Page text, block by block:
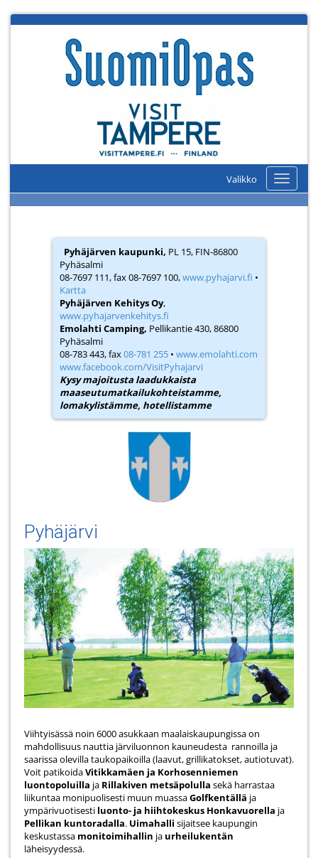
Valikko Valikko
Pyhäjärven kaupunki, PL 15, FIN-86800
Pyhäsalmi
08-7697 111, fax 08-7697 100,www.pyhajarvi.fi •
Kartta
Pyhäjärven Kehitys Oy,
www.pyhajarvenkehitys.fi
Emolahti Camping, Pellikantie 430, 86800
Pyhäsalmi
08-783 443, fax08-781 255 • www.emolahti.com
www.facebook.com/VisitPyhajarvi
Kysy majoitusta laadukkaista
maaseutumatkailu­kohteistamme,
lomakylistämme, hotellistamme
Pyhäjärvi
Viihtyisässä noin 6000 asukkaan maalaiskaupungissa on
mahdollisuus nauttia järviluonnon kauneudesta rannoilla ja
saarissa olevilla taukopaikoilla (laavut, grillikatokset, autiotuvat).
Voit patikoidaVitikkamäen ja Korhosenniemen
luontopoluilla ja Rillakiven metsäpolulla sekä harrastaa
liikuntaa monipuolisesti muun muassaGolfkentällä ja
ympärivuotisesti luonto- ja hiihtokeskus Honkavuorella ja
Pellikan kuntoradalla. Uimahalli sijaitsee kaupungin
keskustassa monitoimihallin ja urheilukentän
läheisyydessä.